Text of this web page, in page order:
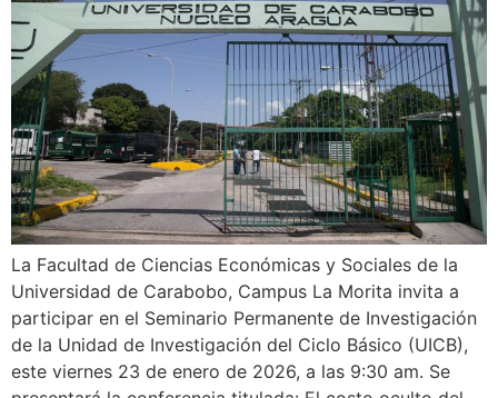
La Facultad de Ciencias Económicas y Sociales de la
Universidad de Carabobo, Campus La Morita invita a
participar en el Seminario Permanente de Investigación
de la Unidad de Investigación del Ciclo Básico (UICB),
este viernes 23 de enero de 2026, a las 9:30 am. Se